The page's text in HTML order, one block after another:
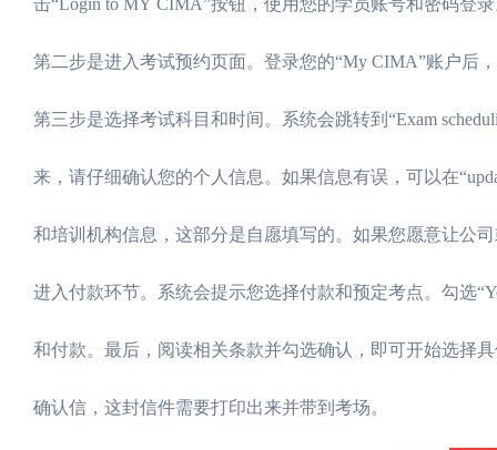
第二步是进入考试预约页面。登录您的“My CIMA”账户后
第三步是选择考试科目和时间。系统会跳转到“Exam
来，请仔细确认您的个人信息。如果信息有误，可以在
和培训机构信息，这部分是自愿填写的。如果您愿意让公
进入付款环节。系统会提示您选择付款和预定考点。勾选
和付款。最后，阅读相关条款并勾选确认，即可开始选择
确认信，这封信件需要打印出来并带到考场。